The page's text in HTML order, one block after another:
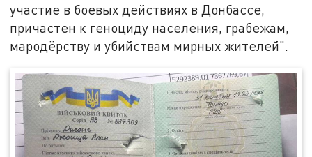
участие в боевых действиях в Донбассе,
причастен к геноциду населения, грабежам,
мародёрству и убийствам мирных жителей".